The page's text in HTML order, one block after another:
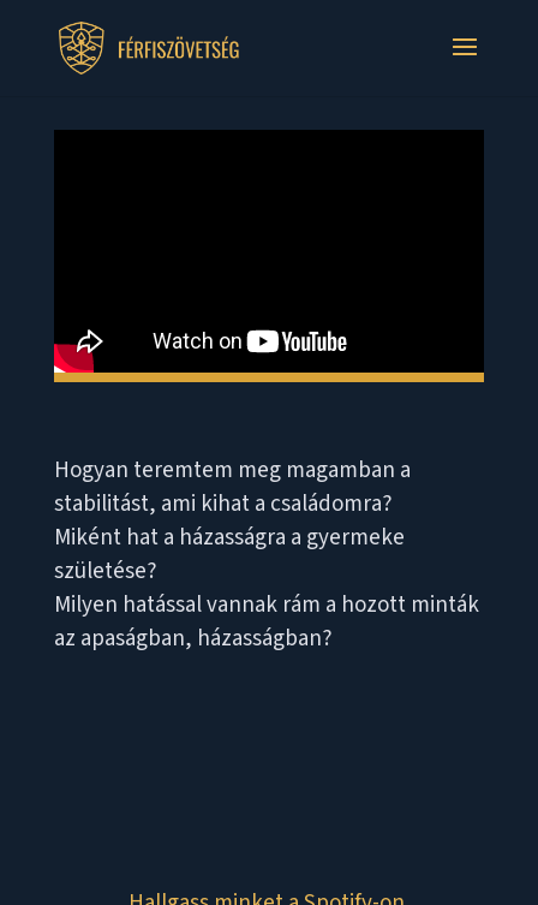
Hogyan teremtem meg magamban a
stabilitást, ami kihat a családomra?
Miként hat a házasságra a gyermeke
születése?
Milyen hatással vannak rám a hozott minták
az apaságban, házasságban?